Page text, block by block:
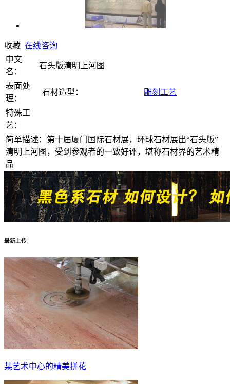
收藏 在线咨询
中文
名：
石头版清明上河图
表面处
理：
石材造型： 雕刻工艺
特殊工
艺：
简单描述：第十届厦门国际石材展，环球石材展出“石头版”
清明上河图，受到参观者的一致好评，堪称石材界的艺术精
品
最新上传
某艺术中心的精美拼花